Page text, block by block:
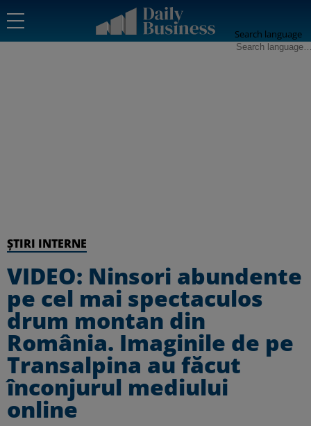
Search language
ȘTIRI INTERNE
VIDEO: Ninsori abundente
pe cel mai spectaculos
drum montan din
România. Imaginile de pe
Transalpina au făcut
înconjurul mediului
online